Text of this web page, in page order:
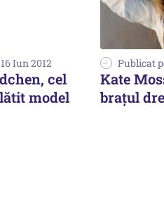
Iun 2012
cel
model
Publicat
Kate
brațul